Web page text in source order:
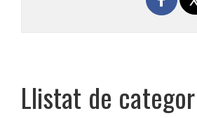
Llistat de